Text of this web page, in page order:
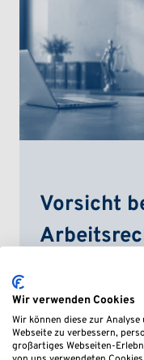
Vorsicht
Nicht selten
Kündigung eine
„Gelbe Karte“
sogar für eine
Wir verwenden Cookies
Wir können diese zur
Webseite zu verbessern,
großartiges Webseiten-